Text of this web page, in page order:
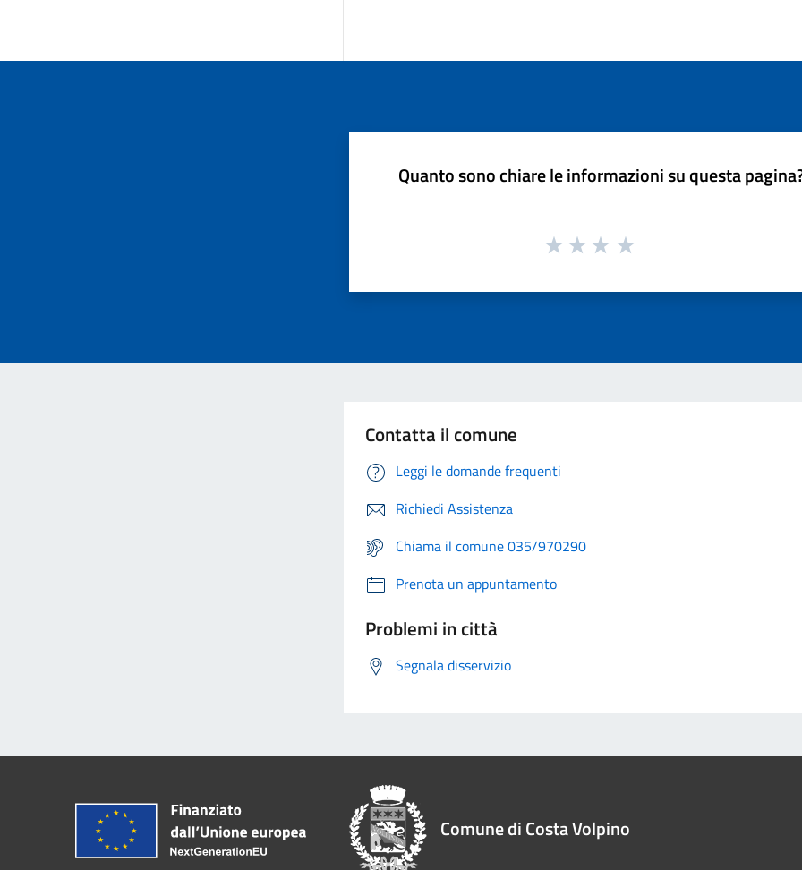
Quanto sono chiare le informazioni su questa
Contatta il comune
Leggi le domande frequenti
Richiedi Assistenza
Chiama il comune 035/970290
Prenota un appuntamento
Problemi in città
Segnala disservizio
Comune di Costa Volpino